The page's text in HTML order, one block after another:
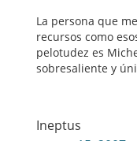
La persona que
recursos como
pelotudez es
sobresaliente y
Ineptus